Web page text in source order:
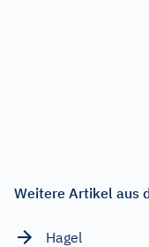
Weitere Artikel aus
Hagel